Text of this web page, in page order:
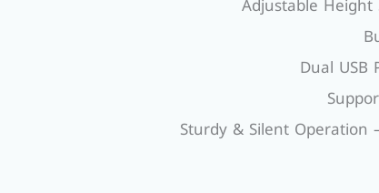
Dual
Sturdy & Silent Operation